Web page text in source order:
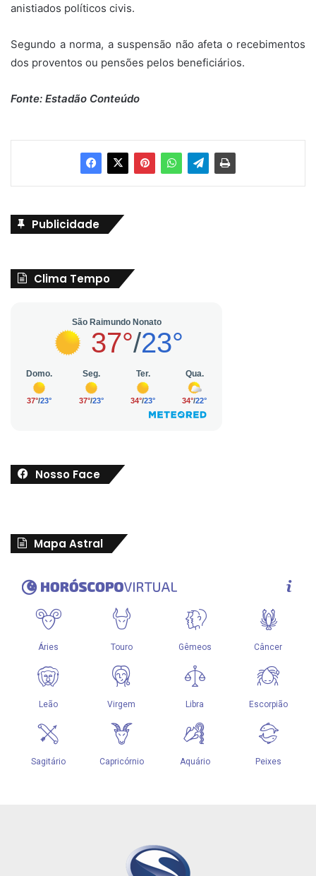
anistiados políticos civis.
Segundo a norma, a suspensão não afeta o recebimentos
dos proventos ou pensões pelos beneficiários.
Fonte: Estadão Conteúdo
Publicidade
Clima Tempo
Nosso Face
Mapa Astral